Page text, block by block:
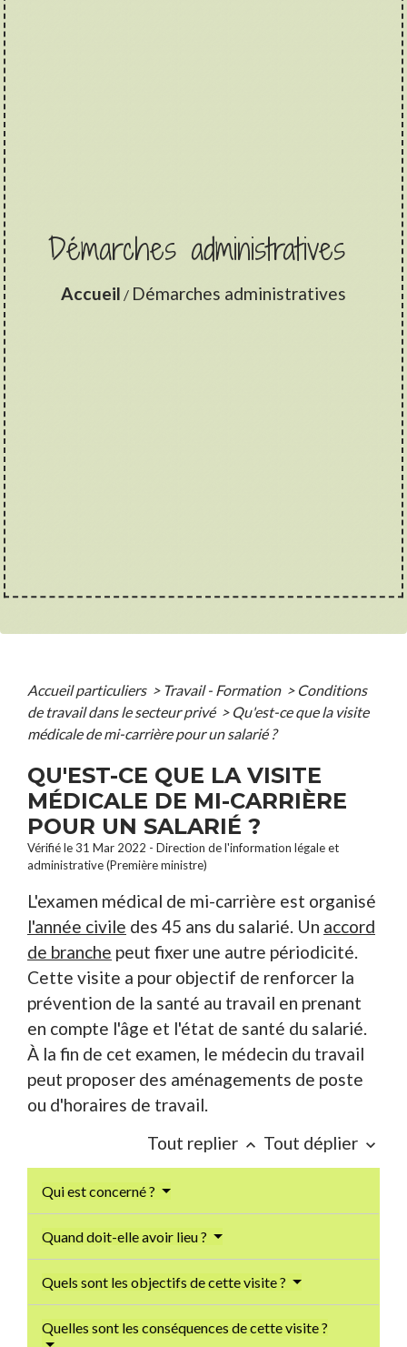
Démarches administratives
Accueil / Démarches administratives
Accueil particuliers > Travail - Formation > Conditions
de travail dans le secteur privé > Qu'est-ce que la visite
médicale de mi-carrière pour un salarié ?
QU'EST-CE QUE LA VISITE
MÉDICALE DE MI-CARRIÈRE
POUR UN SALARIÉ ?
Vérifié le 31 Mar 2022 - Direction de l'information légale et
administrative (Première ministre)
L'examen médical de mi-carrière est organisé
l'année civile des 45 ans du salarié. Un accord
de branche peut fixer une autre périodicité.
Cette visite a pour objectif de renforcer la
prévention de la santé au travail en prenant
en compte l'âge et l'état de santé du salarié.
À la fin de cet examen, le médecin du travail
peut proposer des aménagements de poste
ou d'horaires de travail.
Tout replier keyboard_arrow_up Tout déplier keyboard_arrow_down
Qui est concerné ?
Quand doit-elle avoir lieu ?
Quels sont les objectifs de cette visite ?
Quelles sont les conséquences de cette visite ?